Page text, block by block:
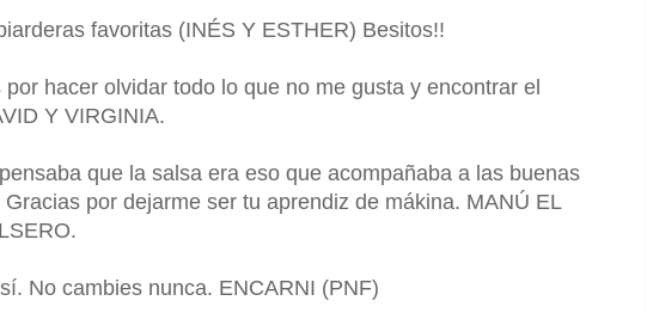
favoritas (INÉS Y ESTHER) Besitos!!
por hacer olvidar todo lo que no me gusta y encontrar el
Y VIRGINIA.
pensaba que la salsa era eso que acompañaba a las buenas
por dejarme ser tu aprendiz de mákina. MANÚ EL
No cambies nunca. ENCARNI (PNF)